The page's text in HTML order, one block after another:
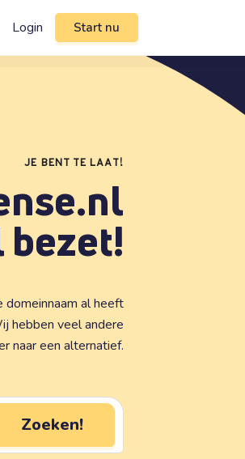
Login Start nu
JE BENT TE LAAT!
bezet!
al heeft
hebben veel andere
naar een alternatief.
Zoeken!